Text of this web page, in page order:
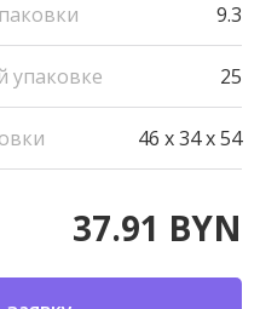
9.3
упаковке 25
46 x 34 x 54
37.91 BYN